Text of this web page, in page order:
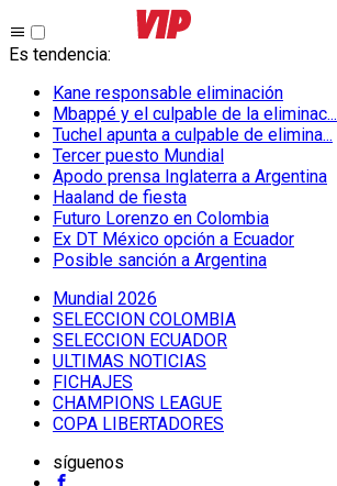
Es tendencia:
Kane responsable eliminación
Mbappé y el culpable de la eliminac...
Tuchel apunta a culpable de elimina...
Tercer puesto Mundial
Apodo prensa Inglaterra a Argentina
Haaland de fiesta
Futuro Lorenzo en Colombia
Ex DT México opción a Ecuador
Posible sanción a Argentina
Mundial 2026
SELECCION COLOMBIA
SELECCION ECUADOR
ULTIMAS NOTICIAS
FICHAJES
CHAMPIONS LEAGUE
COPA LIBERTADORES
síguenos